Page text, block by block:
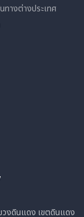
ทางต่างประเทศ
วงดินแดง เขตดินแดง